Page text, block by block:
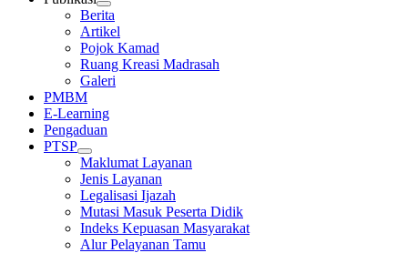
Berita
Artikel
Pojok Kamad
Ruang Kreasi Madrasah
Galeri
PMBM
E-Learning
Pengaduan
PTSP
Maklumat Layanan
Jenis Layanan
Legalisasi Ijazah
Mutasi Masuk Peserta Didik
Indeks Kepuasan Masyarakat
Alur Pelayanan Tamu